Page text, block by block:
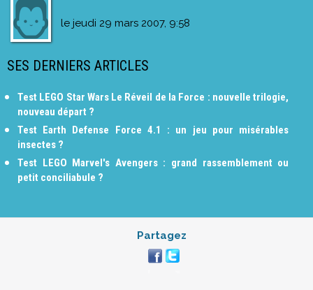
le jeudi 29 mars 2007, 9:58
SES DERNIERS ARTICLES
Test LEGO Star Wars Le Réveil de la Force : nouvelle trilogie,
nouveau départ ?
Test Earth Defense Force 4.1 : un jeu pour misérables
insectes ?
Test LEGO Marvel's Avengers : grand rassemblement ou
petit conciliabule ?
Partagez